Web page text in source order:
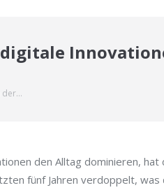
der…
den Alltag dominieren,
fünf Jahren verdoppelt,